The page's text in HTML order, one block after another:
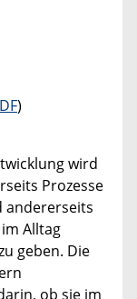
)
wird
Prozesse
andererseits
Alltag
geben. Die
ob sie im